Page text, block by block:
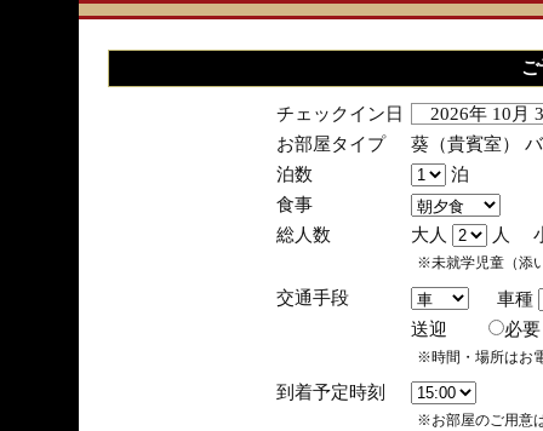
チェックイン日
2026年 10
お部屋タイプ
葵（貴賓室）
泊数
泊
食事
総人数
大人 人
※未就学児童（添
交通手段
車種
送迎
※時間・場所はお
到着予定時刻
※お部屋のご用意